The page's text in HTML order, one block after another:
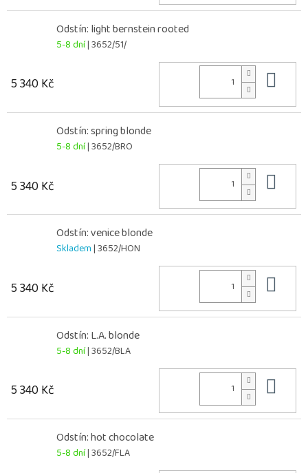
Odstín: light bernstein rooted
5-8 dní| 3652/51/
5 340 Kč
Odstín: spring blonde
5-8 dní| 3652/BRO
5 340 Kč
Odstín: venice blonde
Skladem| 3652/HON
5 340 Kč
Odstín: L.A. blonde
5-8 dní| 3652/BLA
5 340 Kč
Odstín: hot chocolate
5-8 dní| 3652/FLA